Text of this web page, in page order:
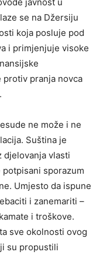
se na Džersiju
koja posluje pod
i primjenjuje visoke
pranja novca
ne može i ne
Suština je
djelovanja vlasti
sporazum
Umjesto da ispune
i zanemariti –
i troškove.
sve okolnosti ovog
su propustili